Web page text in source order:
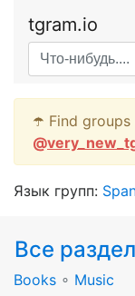
tgram.io
☂️ Find groups
@
Язык групп:
Все
Books ∘ Music